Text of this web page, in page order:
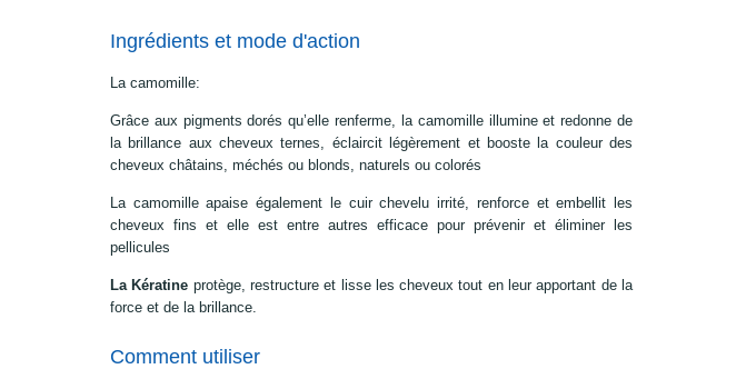
Ingrédients et mode d'action
La camomille:
Grâce aux pigments dorés qu’elle renferme, la camomille illumine et redonne de
la brillance aux cheveux ternes, éclaircit légèrement et booste la couleur des
cheveux châtains, méchés ou blonds, naturels ou colorés
La camomille apaise également le cuir chevelu irrité, renforce et embellit les
cheveux fins et elle est entre autres efficace pour prévenir et éliminer les
pellicules
La Kératine protège, restructure et lisse les cheveux tout en leur apportant de la
force et de la brillance.
Comment utiliser